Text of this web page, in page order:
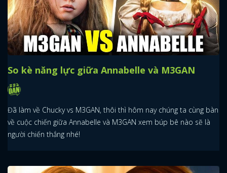
So kè năng lực giữa Annabelle và M3GAN
Đã làm về Chucky vs M3GAN, thôi thì hôm nay chúng ta cùng bàn
về cuộc chiến giữa Annabelle và M3GAN xem búp bê nào sẽ là
người chiến thắng nhé!